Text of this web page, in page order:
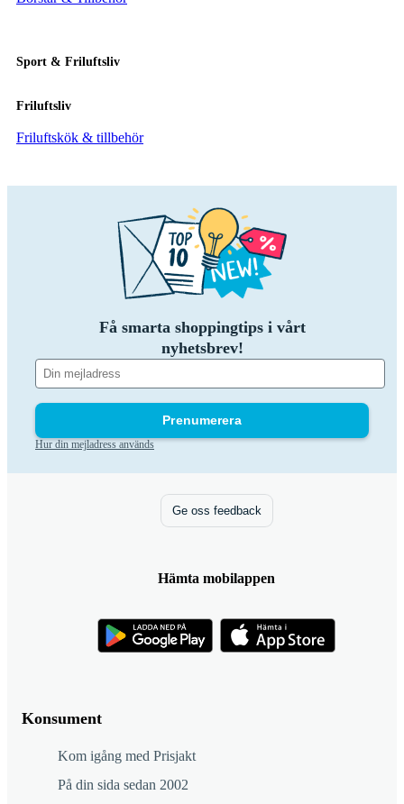
Sport & Friluftsliv
Friluftsliv
Friluftskök & tillbehör
Få smarta shoppingtips i vårt
nyhetsbrev!
Prenumerera
Hur din mejladress används
Konsument
Kom igång med Prisjakt
På din sida sedan 2002
Ge oss feedback
Hämta mobilappen